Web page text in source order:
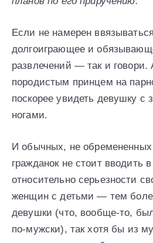
Если не намерен
долгоиграющее и
развлечений — так и говори.
породистым принцем на
поскорее увидеть девушку
ногами.
И обычных, не обремененных
гражданок не стоит вводить
относительно серьезности
женщин с детьми — тем
девушки (что, вообще-то,
по-мужски), так хотя бы из